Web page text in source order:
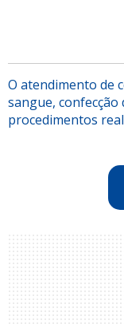
O atendimento de
sangue,
procedimentos